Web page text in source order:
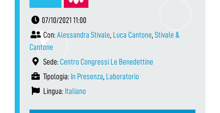
07/10/2021 11:00
Con: Alessandra Stivale, Luca Cantone, Stivale &
Cantone
Sede: Centro Congressi Le Benedettine
Tipologia: In Presenza, Laboratorio
Lingua: Italiano